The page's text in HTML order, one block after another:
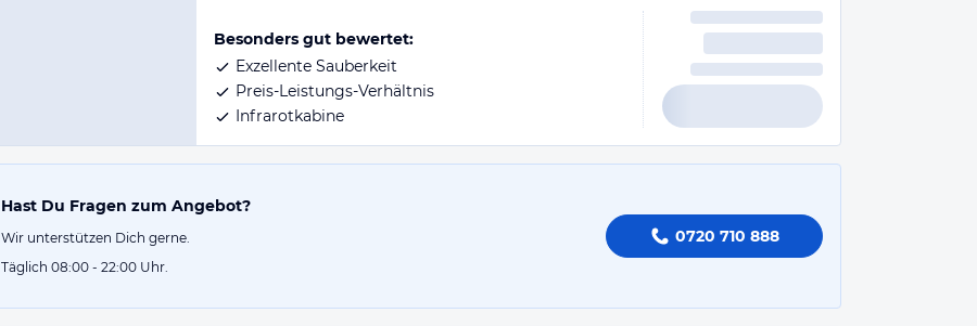
Besonders gut bewertet:
Exzellente Sauberkeit
Preis-Leistungs-Verhältnis
Infrarotkabine
Hast Du Fragen zum Angebot?
Wir unterstützen Dich gerne.
Täglich 08:00 - 22:00 Uhr.
0720 710 888